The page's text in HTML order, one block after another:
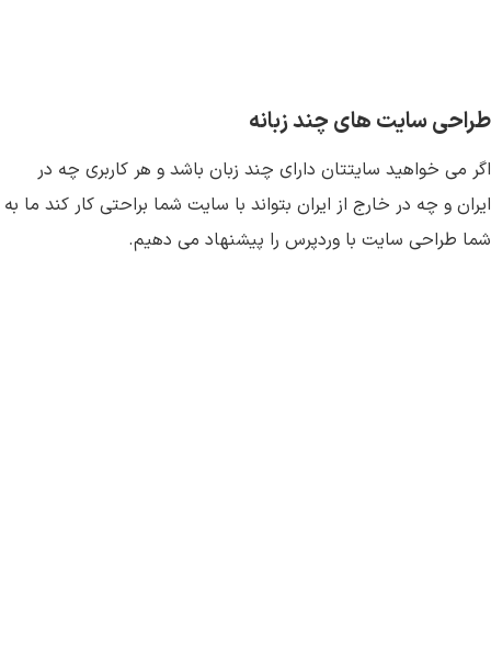
طراحی سایت های چند زبانه
اگر می خواهید سایتتان دارای چند زبان باشد و هر کاربری چه در
ایران و چه در خارج از ایران بتواند با سایت شما براحتی کار کند ما به
شما طراحی سایت با وردپرس را پیشنهاد می دهیم.